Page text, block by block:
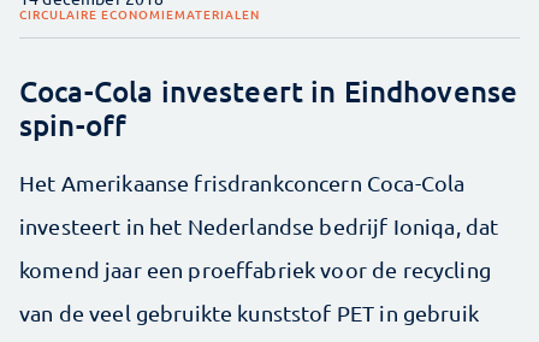
CIRCULAIRE ECONOMIEMATERIALEN
Coca-Cola investeert in Eindhovense
spin-off
Het Amerikaanse frisdrankconcern Coca-Cola
investeert in het Nederlandse bedrijf Ioniqa, dat
komend jaar een proeffabriek voor de recycling
van de veel gebruikte kunststof PET in gebruik